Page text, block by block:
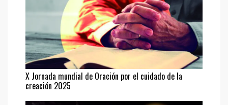
X Jornada mundial de Oración por el cuidado de la
creación 2025